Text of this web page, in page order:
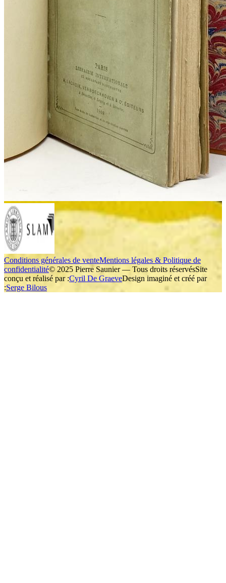
Conditions générales de venteMentions légales & Politique de
confidentialité© 2025 Pierre Saunier — Tous droits réservésSite
conçu et réalisé par :Cyril De GraeveDesign imaginé et créé par
:Serge Bilous